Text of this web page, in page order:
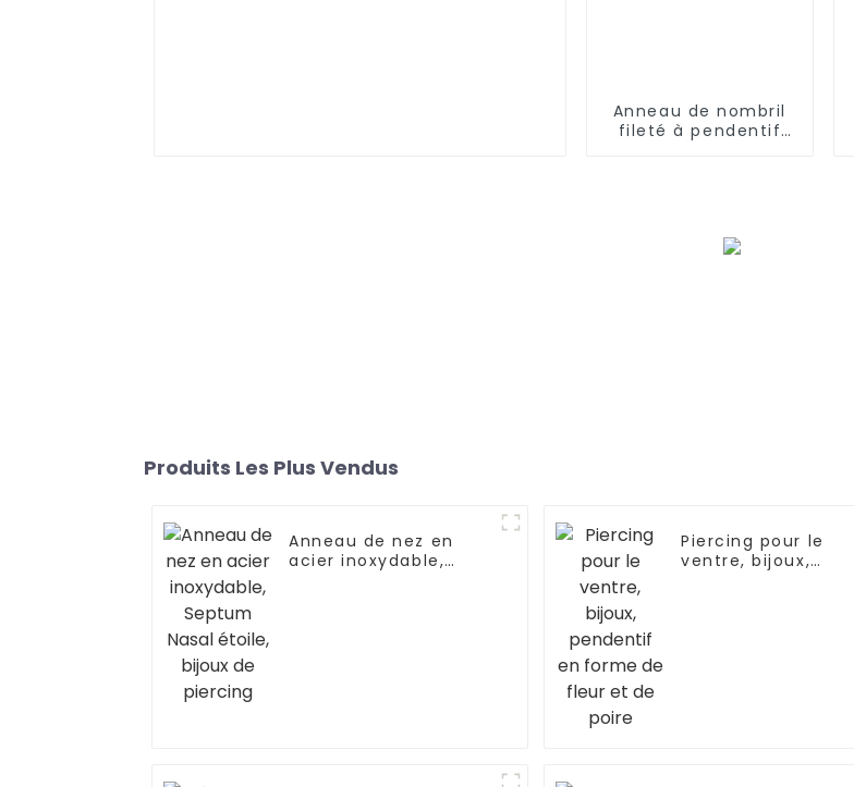
Anneau de nombril
fileté à pendentif
Produits Les Plus Vendus
Anneau de nez en
acier inoxydable,
Piercing pour le
ventre, bijoux,